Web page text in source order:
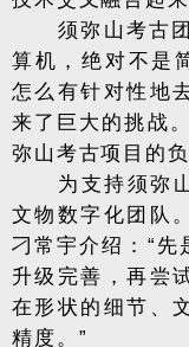
须弥山考古
算机，绝对不是
怎么有针对性地
来了巨大的挑战
弥山考古项目的
为支持须弥
文物数字化团队
刁常宇介绍：“先
升级完善，再尝
在形状的细节、
精度。”